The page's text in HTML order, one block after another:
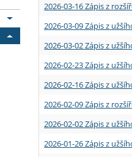
2026-03-16 Zápis z
2026-03-09 Zápis z
2026-03-02 Zápis z
2026-02-23 Zápis z
2026-02-16 Zápis z
2026-02-09 Zápis z
2026-02-02 Zápis z
2026-01-26 Zápis z